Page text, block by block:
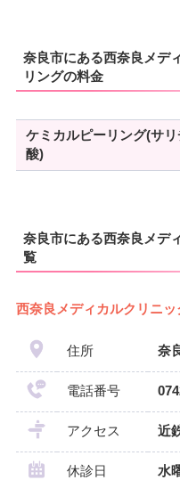
奈良市にある西奈良メデ
リングの料金
ケミカルピーリング(サリ
酸)
奈良市にある西奈良メデ
覧
西奈良メディカルクリニッ
住所 奈
電話番号
アクセス 近
休診日 水